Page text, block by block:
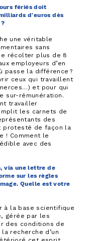
fériés doit
d'euros dès
une véritable
sans
récolter plus de 8
employeurs d’en
passe la différence ?
ceux qui travaillent
et pour qui
sur-rémunération.
travailler
les carnets de
des
protesté de façon la
! Comment le
avec des
via une lettre de
sur les règles
Quelle est votre
à la base scientifique
gérée par les
des conditions de
recherche d’un